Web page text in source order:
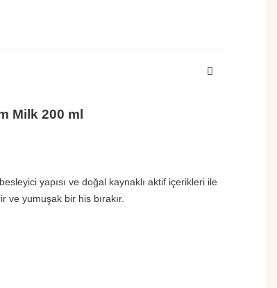
Milk 200 ml
yapısı ve doğal kaynaklı aktif içerikleri ile
ve yumuşak bir his bırakır.